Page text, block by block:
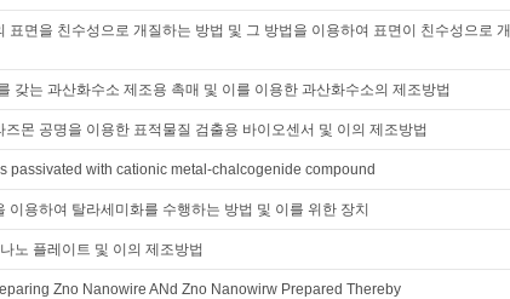
표면을 친수성으로 개질하는 방법 및 그 방법을 이용하여 표면이 친수성으로 개
갖는 과산화수소 제조용 촉매 및 이를 이용한 과산화수소의 제조방법
즈몬 공명을 이용한 표적물질 검출용 바이오센서 및 이의 제조방법
passivated with cationic metal-chalcogenide compound
이용하여 탈라세미화를 수행하는 방법 및 이를 위한 장치
노 플레이트 및 이의 제조방법
Zno Nanowire ANd Zno Nanowirw Prepared Thereby